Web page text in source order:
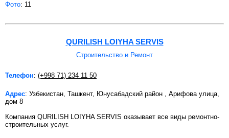
Фото: 11
QURILISH LOIYHA SERVIS
Строительство и Ремонт
Телефон: (+998 71) 234 11 50
Адрес: Узбекистан, Ташкент, Юнусабадский район , Арифова улица,
дом 8
Компания QURILISH LOIYHA SERVIS оказывает все виды ремонтно-
строительных услуг.